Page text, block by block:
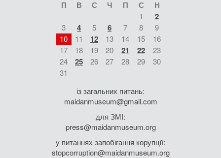
П В С Ч П С Н
1 2
3 4 5 6 7 8
9
10
11 12 13 14 15
16
17
18 19 20 21 22
23
24
25 26 27 28 29
30
31
із загальних питань:
maidanmuseum@gmail.com
для ЗМІ:
press@maidanmuseum.org
у питаннях запобігання корупції:
stopcorruption@maidanmuseum.org